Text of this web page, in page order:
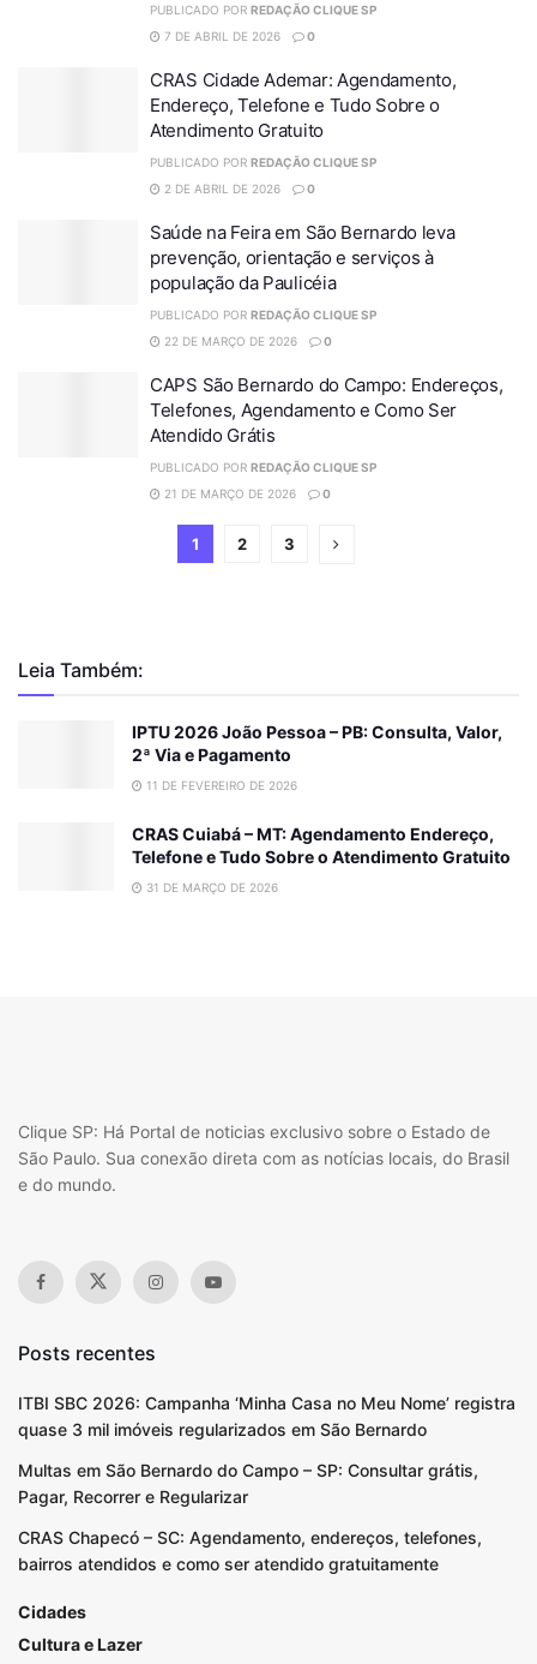
PUBLICADO POR REDAÇÃO CLIQUE SP
7 DE ABRIL DE 2026
0
CRAS Cidade Ademar: Agendamento,
Endereço, Telefone e Tudo Sobre o
Atendimento Gratuito
PUBLICADO POR REDAÇÃO CLIQUE SP
2 DE ABRIL DE 2026
0
Saúde na Feira em São Bernardo leva
prevenção, orientação e serviços à
população da Paulicéia
PUBLICADO POR REDAÇÃO CLIQUE SP
22 DE MARÇO DE 2026
0
CAPS São Bernardo do Campo: Endereços,
Telefones, Agendamento e Como Ser
Atendido Grátis
PUBLICADO POR REDAÇÃO CLIQUE SP
21 DE MARÇO DE 2026
0
1 2 3
Leia Também:
IPTU 2026 João Pessoa – PB: Consulta, Valor,
2ª Via e Pagamento
11 DE FEVEREIRO DE 2026
CRAS Cuiabá – MT: Agendamento Endereço,
Telefone e Tudo Sobre o Atendimento Gratuito
31 DE MARÇO DE 2026
Clique SP: Há Portal de noticias exclusivo sobre o Estado de
São Paulo. Sua conexão direta com as notícias locais, do Brasil
e do mundo.
Posts recentes
ITBI SBC 2026: Campanha ‘Minha Casa no Meu Nome’ registra
quase 3 mil imóveis regularizados em São Bernardo
Multas em São Bernardo do Campo – SP: Consultar grátis,
Pagar, Recorrer e Regularizar
CRAS Chapecó – SC: Agendamento, endereços, telefones,
bairros atendidos e como ser atendido gratuitamente
Cidades
Cultura e Lazer